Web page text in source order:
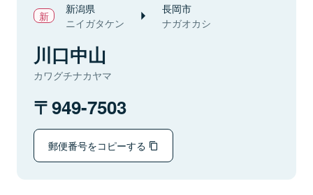
新潟県
ニイガタケン
長岡市
ナガオカシ
川口中山
カワグチナカヤマ
949-7503
郵便番号をコピーする